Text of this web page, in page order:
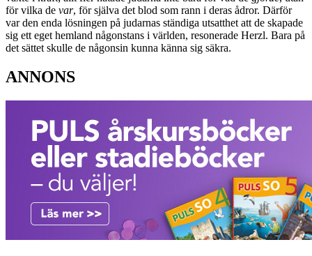
för vilka de var, för själva det blod som rann i deras ådror. Därför
var den enda lösningen på judarnas ständiga utsatthet att de skapade
sig ett eget hemland någonstans i världen, resonerade Herzl. Bara på
det sättet skulle de någonsin kunna känna sig säkra.
ANNONS